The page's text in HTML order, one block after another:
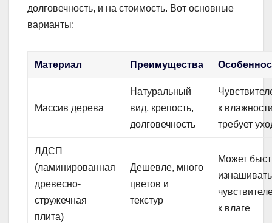
долговечность, и на стоимость. Вот основные
варианты:
Материал Преимущества
Массив дерева
Натуральный
вид, крепость,
долговечность
к
требует
ЛДСП
(ламинированная
древесно-
стружечная
плита)
Дешевле, много
цветов и
текстур
Может
к влаге